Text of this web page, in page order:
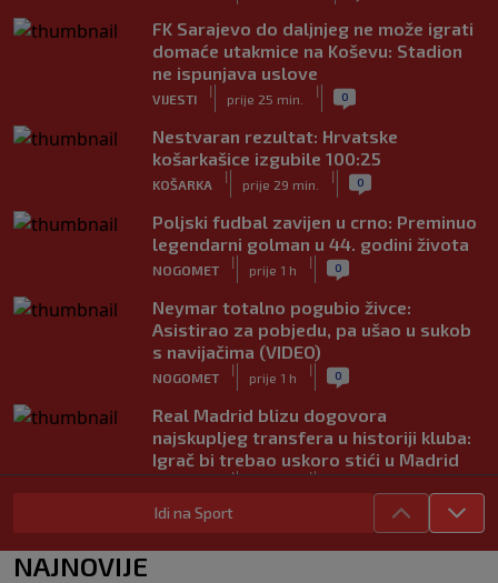
FK Sarajevo do daljnjeg ne može igrati
domaće utakmice na Koševu: Stadion
ne ispunjava uslove
VIJESTI
|
prije 25 min.
| 0
Nestvaran rezultat: Hrvatske
košarkašice izgubile 100:25
KOŠARKA
|
prije 29 min.
| 0
Poljski fudbal zavijen u crno: Preminuo
legendarni golman u 44. godini života
NOGOMET
|
prije 1 h
| 0
Neymar totalno pogubio živce:
Asistirao za pobjedu, pa ušao u sukob
s navijačima (VIDEO)
NOGOMET
|
prije 1 h
| 0
Real Madrid blizu dogovora
najskupljeg transfera u historiji kluba:
Igrač bi trebao uskoro stići u Madrid
| |
Lara Gut-Behrami završila karijeru:
Idi na Sport
NAJNOVIJE